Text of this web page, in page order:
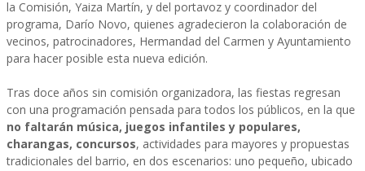
la Comisión, Yaiza Martín, y del portavoz y coordinador del
programa, Darío Novo, quienes agradecieron la colaboración de
vecinos, patrocinadores, Hermandad del Carmen y Ayuntamiento
para hacer posible esta nueva edición.
Tras doce años sin comisión organizadora, las fiestas regresan
con una programación pensada para todos los públicos, en la que
no faltarán música, juegos infantiles y populares,
charangas, concursos, actividades para mayores y propuestas
tradicionales del barrio, en dos escenarios: uno pequeño, ubicado